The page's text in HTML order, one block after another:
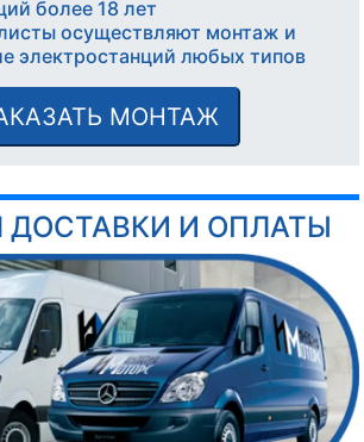
более 18 лет
осуществляют монтаж и
электростанций любых типов
МОНТАЖ
ДОСТАВКИ И ОПЛАТЫ